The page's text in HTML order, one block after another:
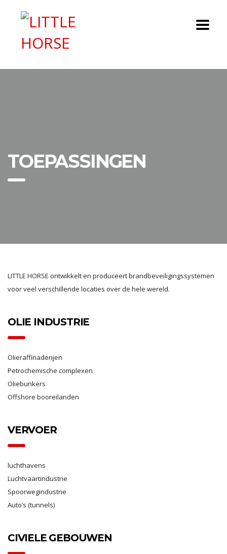
TOEPASSINGEN
LITTLE HORSE ontwikkelt en produceert brandbeveiligingssystemen
voor veel verschillende locaties over de hele wereld.
OLIE INDUSTRIE
Olieraffinaderijen
Petrochemische complexen
Oliebunkers
Offshore booreilanden
VERVOER
luchthavens
Luchtvaartindustrie
Spoorwegindustrie
Auto’s (tunnels)
CIVIELE GEBOUWEN